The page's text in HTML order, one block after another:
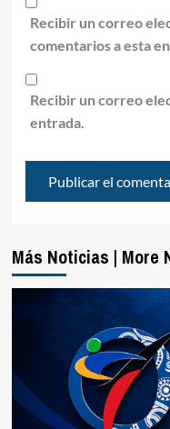
Recibir un correo
comentarios a esta
Recibir un correo
entrada.
Más Noticias | More